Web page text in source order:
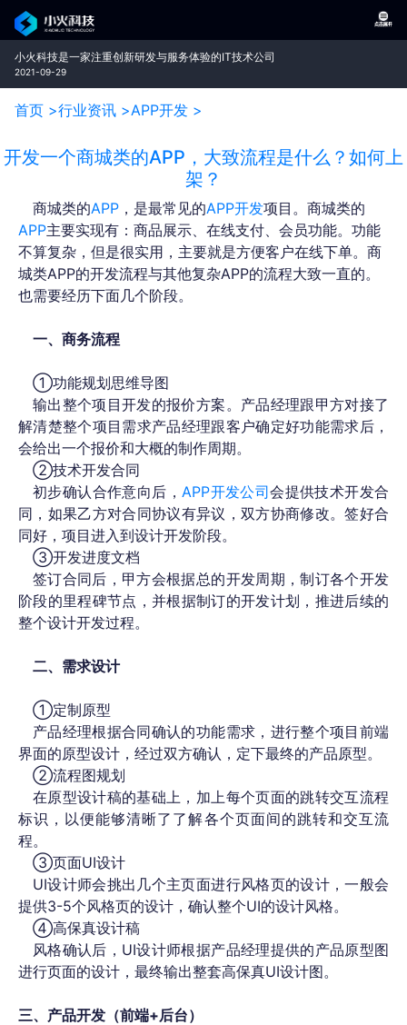
小火科技是一家注重创新研发与服务体验的IT技术公司
2021-09-29
首页 >行业资讯 >APP开发 >
开发一个商城类的APP，大致流程是什么？如何上
架？
商城类的APP ，是最常见的APP开发项目。商城类的
APP主要实现有：商品展示、在线支付、会员功能。功能
不算复杂，但是很实用，主要就是方便客户在线下单。商
城类APP的开发流程与其他复杂APP的流程大致一直的。
也需要经历下面几个阶段。
一、 商务流程
①功能规划思维导图
输出整个项目开发的报价方案。产品经理跟甲方对接了
解清楚整个项目需求产品经理跟客户确定好功能需求后 ，
会给出一个报价和大概的制作周期。
②技术开发合同
初步确认合作意向后，APP开发公司会提供技术开发合
同，如果乙方对合同协议有异议，双方协商修改。签好合
同好，项目进入到设计开发阶段。
③开发进度文档
签订合同后，甲方会根据总的开发周期，制订各个开发
阶段的里程碑节点，并根据制订的开发计划，推进后续的
整个设计开发过程。
二、需求设计
①定制原型
产品经理根据合同确认的功能需求，进行整个项目前端
界面的原型设计，经过双方确认，定下最终的产品原型。
②流程图规划
在原型设计稿的基础上，加上每个页面的跳转交互流程
标识，以便能够清晰了了解各个页面间的跳转和交互流
程。
③页面UI设计
UI设计师会挑出几个主页面进行风格页的设计，一般会
提供3-5个风格页的设计，确认整个UI的设计风格。
④高保真设计稿
风格确认后，UI设计师根据产品经理提供的产品原型图
进行页面的设计，最终输出整套高保真UI设计图。
三、产品开发（前端+后台）